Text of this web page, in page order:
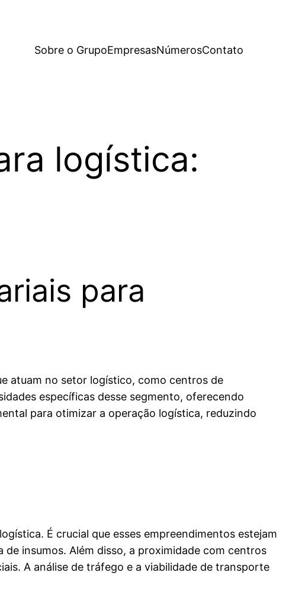
Sobre o GrupoEmpresasNúmerosContato
logística:
para
atuam no setor logístico, como centros de
específicas desse segmento, oferecendo
para otimizar a operação logística, reduzindo
É crucial que esses empreendimentos estejam
insumos. Além disso, a proximidade com centros
A análise de tráfego e a viabilidade de transporte